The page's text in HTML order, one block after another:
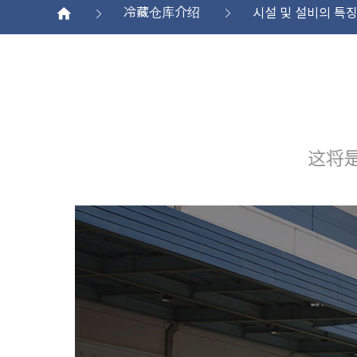
冷藏仓库介绍 시설 및 설비의 특징